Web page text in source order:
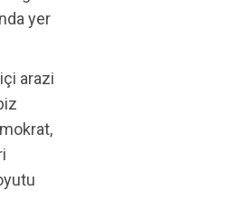
yer
arazi